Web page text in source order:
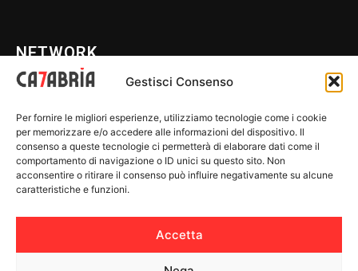
Gestisci Consenso
Per fornire le migliori esperienze, utilizziamo tecnologie come i cookie
per memorizzare e/o accedere alle informazioni del dispositivo. Il
consenso a queste tecnologie ci permetterà di elaborare dati come il
comportamento di navigazione o ID unici su questo sito. Non
acconsentire o ritirare il consenso può influire negativamente su alcune
caratteristiche e funzioni.
Accetta
NETWORK
WE CALABRIA
C7 PLAY
MIX ZONE